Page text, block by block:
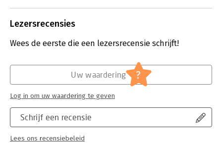
vastgelegd in
die hij de
stelselmatige
Lees verder
Lezersrecensies
Wees de eerste die een lezersrecensie schrijft!
Schrijf een recensie
Lees ons recensiebeleid
Uw waardering ?
Log in om uw waardering te geven